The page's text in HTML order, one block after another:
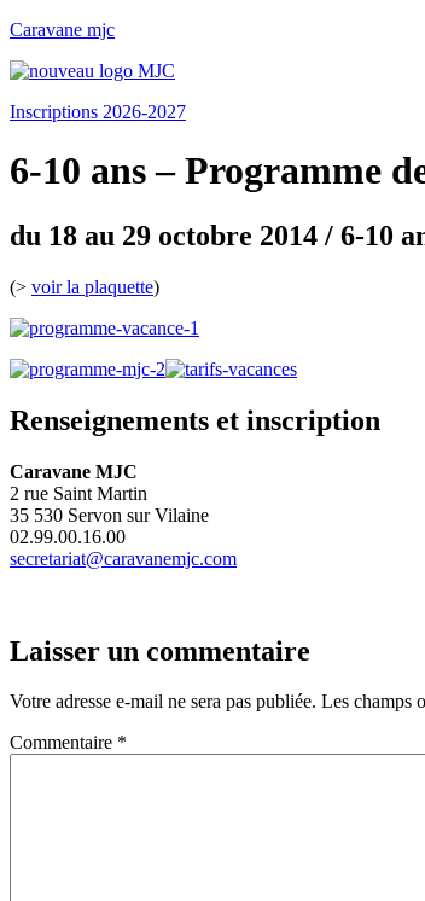
Caravane mjc
Inscriptions 2026-2027
6-10 ans – Programme
du 18 au 29 octobre 2014 / 6-10
(> voir la plaquette)
Renseignements et inscription
Caravane MJC
2 rue Saint Martin
35 530 Servon sur Vilaine
02.99.00.16.00
secretariat@caravanemjc.com
Laisser un commentaire
Votre adresse e-mail ne sera pas publiée. Les champs
Commentaire *